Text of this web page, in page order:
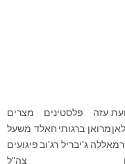
עזה פלסטינים
מצרים
מרואן ברגותי חאלד משעל
רמאללה ג'יבריל רג'וב פיגועים
צה"ל